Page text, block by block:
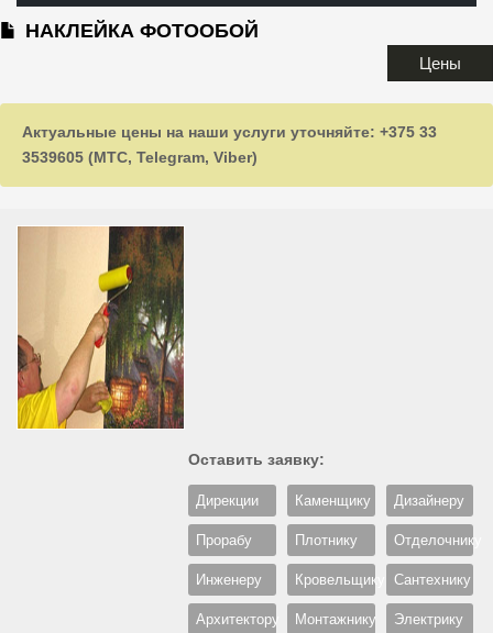
НАКЛЕЙКА ФОТООБОЙ
Цены
Актуальные цены на наши услуги уточняйте: +375 33
3539605 (МТС, Telegram, Viber)
Оставить заявку:
Дирекции
Прорабу
Инженеру
Архитектору
Каменщику
Плотнику
Кровельщику
Монтажнику
Дизайнеру
Отделочнику
Сантехнику
Электрику